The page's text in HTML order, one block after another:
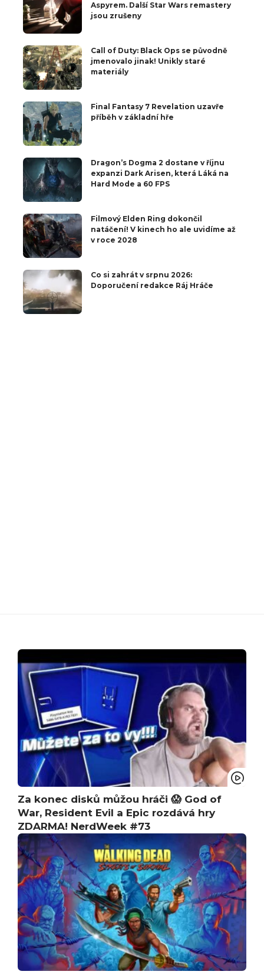
Aspyrem. Další Star Wars remastery
jsou zrušeny
Call of Duty: Black Ops se původně
jmenovalo jinak! Unikly staré
materiály
Final Fantasy 7 Revelation uzavře
příběh v základní hře
Dragon’s Dogma 2 dostane v říjnu
expanzi Dark Arisen, která Láká na
Hard Mode a 60 FPS
Filmový Elden Ring dokončil
natáčení! V kinech ho ale uvidíme až
v roce 2028
Co si zahrát v srpnu 2026:
Doporučení redakce Ráj Hráče
Za konec disků můžou hráči 😱 God of
War, Resident Evil a Epic rozdává hry
ZDARMA! NerdWeek #73